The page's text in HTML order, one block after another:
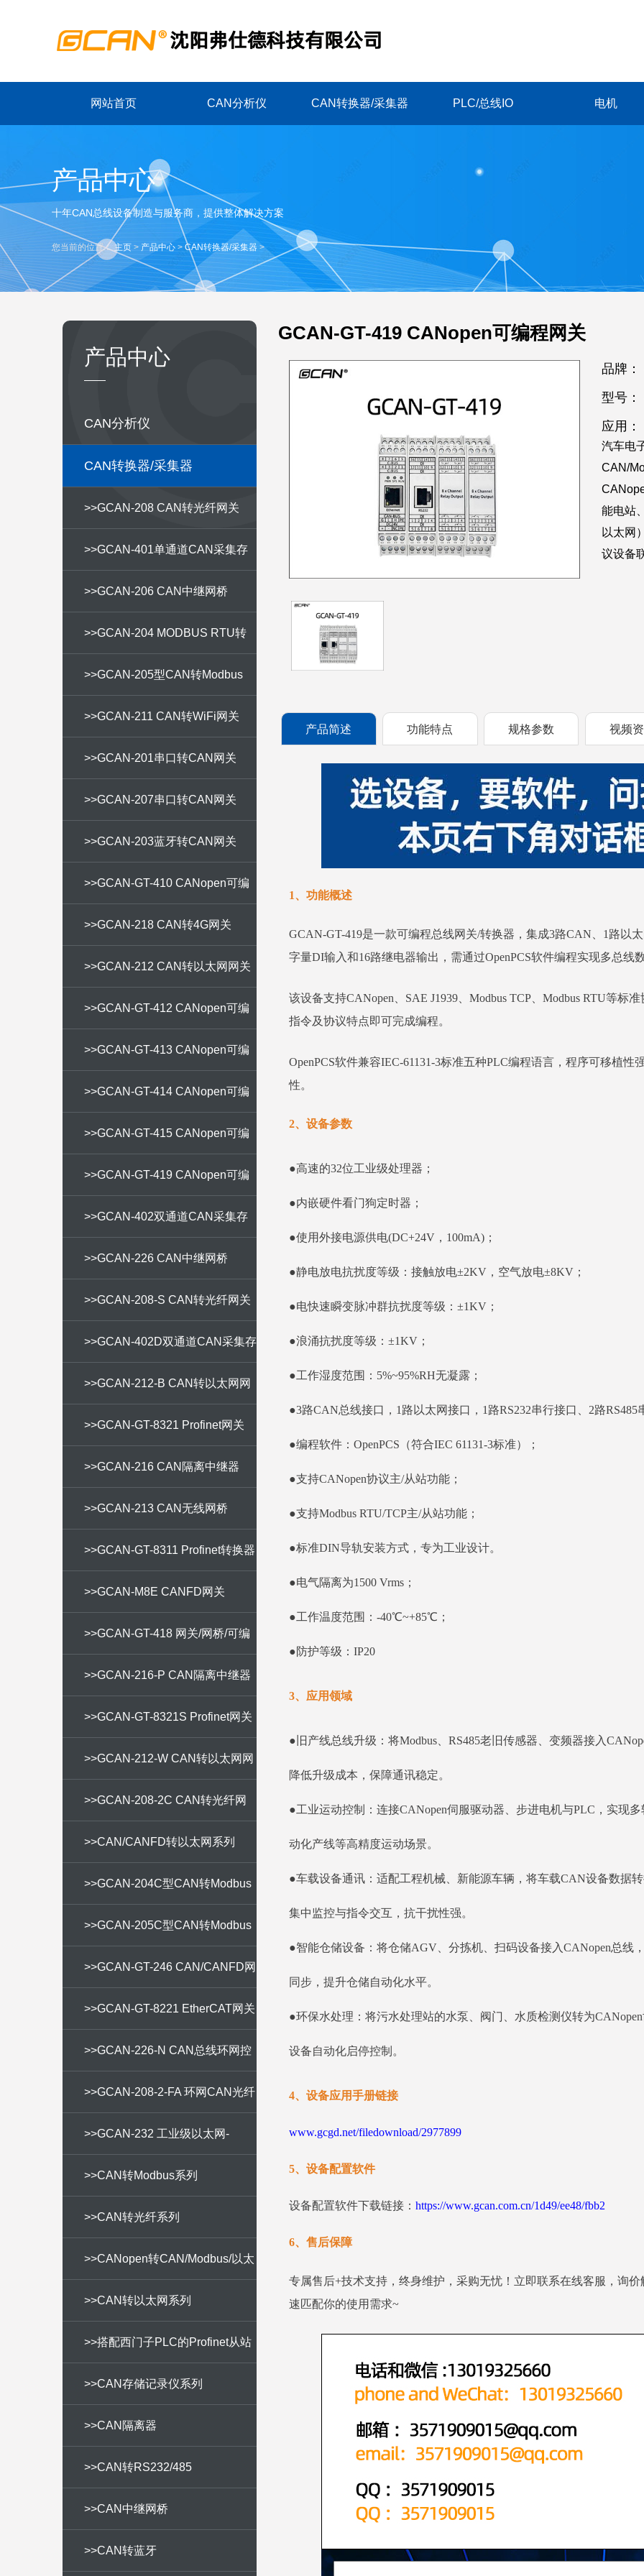
网站首页 CAN分析仪 CAN转换器/采集器 PLC/总线IO 电机
产品中心
十年CAN总线设备制造与服务商，提供整体解决方案
您当前的位置： 主页 > 产品中心 > CAN转换器/采集器 >
产品中心
CAN分析仪
CAN转换器/采集器
>>GCAN-208 CAN转光纤网关
>>GCAN-401单通道CAN采集存
储器
>>GCAN-206 CAN中继网桥
>>GCAN-204 MODBUS RTU转
CAN网关
>>GCAN-205型CAN转Modbus
TCP网关
>>GCAN-211 CAN转WiFi网关
>>GCAN-201串口转CAN网关
>>GCAN-207串口转CAN网关
>>GCAN-203蓝牙转CAN网关
>>GCAN-GT-410 CANopen可编
程网关
>>GCAN-218 CAN转4G网关
>>GCAN-212 CAN转以太网网关
>>GCAN-GT-412 CANopen可编
程网关
>>GCAN-GT-413 CANopen可编
程网关
>>GCAN-GT-414 CANopen可编
程网关
>>GCAN-GT-415 CANopen可编
程网关
>>GCAN-GT-419 CANopen可编
程网关
>>GCAN-402双通道CAN采集存
储器
>>GCAN-226 CAN中继网桥
>>GCAN-208-S CAN转光纤网关
>>GCAN-402D双通道CAN采集存
储器
>>GCAN-212-B CAN转以太网网
关
>>GCAN-GT-8321 Profinet网关
>>GCAN-216 CAN隔离中继器
>>GCAN-213 CAN无线网桥
>>GCAN-GT-8311 Profinet转换器
>>GCAN-M8E CANFD网关
>>GCAN-GT-418 网关/网桥/可编
程网关
>>GCAN-216-P CAN隔离中继器
>>GCAN-GT-8321S Profinet网关
>>GCAN-212-W CAN转以太网网
关
>>GCAN-208-2C CAN转光纤网
关
>>CAN/CANFD转以太网系列
>>GCAN-204C型CAN转Modbus
RTU网关
>>GCAN-205C型CAN转Modbus
TCP网关
>>GCAN-GT-246 CAN/CANFD网
桥
>>GCAN-GT-8221 EtherCAT网关
>>GCAN-226-N CAN总线环网控
制器
>>GCAN-208-2-FA 环网CAN光纤
中继器
>>GCAN-232 工业级以太网-
CANFD/CAN转换器
>>CAN转Modbus系列
>>CAN转光纤系列
>>CANopen转CAN/Modbus/以太
网
>>CAN转以太网系列
>>搭配西门子PLC的Profinet从站
模块
>>CAN存储记录仪系列
>>CAN隔离器
>>CAN转RS232/485
>>CAN中继网桥
>>CAN转蓝牙
GCAN-GT-419 CANopen可编程网关
品牌：
型号：
应用：
汽车电
CAN/
能电站
以太网
议设备
产品简述 功能特点 规格参数 视频
1、功能概述
GCAN-GT-419是一款可编程总线网关/转换器，集成3路CAN、1路以
字量DI输入和16路继电器输出，需通过OpenPCS软件编程实现多总线
该设备支持CANopen、SAE J1939、Modbus TCP、Modbus RTU等标
指令及协议特点即可完成编程。
OpenPCS软件兼容IEC-61131-3标准五种PLC编程语言，程序可移植
性。
2、设备参数
●高速的32位工业级处理器；
●内嵌硬件看门狗定时器；
●使用外接电源供电(DC+24V，100mA)；
●静电放电抗扰度等级：接触放电±2KV，空气放电±8KV；
●电快速瞬变脉冲群抗扰度等级：±1KV；
●浪涌抗扰度等级：±1KV；
●工作湿度范围：5%~95%RH无凝露；
●3路CAN总线接口，1路以太网接口，1路RS232串行接口、2路RS485
●编程软件：OpenPCS（符合IEC 61131-3标准）；
●支持CANopen协议主/从站功能；
●支持Modbus RTU/TCP主/从站功能；
●标准DIN导轨安装方式，专为工业设计。
●电气隔离为1500 Vrms；
●工作温度范围：-40℃~+85℃；
●防护等级：IP20
3、应用领域
●旧产线总线升级：将Modbus、RS485老旧传感器、变频器接入
降低升级成本，保障通讯稳定。
●工业运动控制：连接CANopen伺服驱动器、步进电机与PLC，实现
动化产线等高精度运动场景。
●车载设备通讯：适配工程机械、新能源车辆，将车载CAN设备数据
集中监控与指令交互，抗干扰性强。
●智能仓储设备：将仓储AGV、分拣机、扫码设备接入CANopen总线
同步，提升仓储自动化水平。
●环保水处理：将污水处理站的水泵、阀门、水质检测仪转为
设备自动化启停控制。
4、设备应用手册链接
www.gcgd.net/filedownload/2977899
5、设备配置软件
设备配置软件下载链接： https://www.gcan.com.cn/1d49/ee48/fbb2
6、售后保障
专属售后+技术支持，终身维护，采购无忧！立即联系在线客服，询
速匹配你的使用需求~